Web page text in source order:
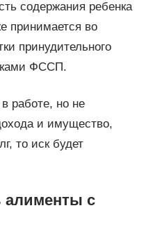
содержания ребенка
принимается во
принудительного
ФССП.
работе, но не
и имущество,
то иск будет
алименты с